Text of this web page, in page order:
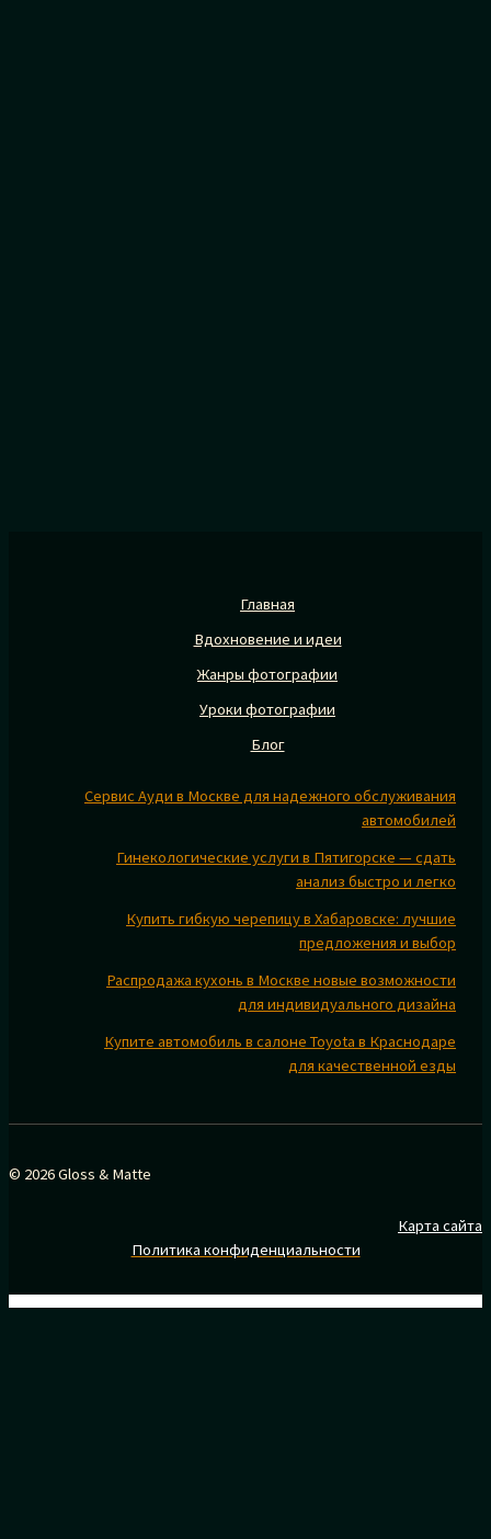
Главная
Вдохновение и идеи
Жанры фотографии
Уроки фотографии
Блог
Сервис Ауди в Москве для надежного обслуживания
автомобилей
Гинекологические услуги в Пятигорске — сдать
анализ быстро и легко
Купить гибкую черепицу в Хабаровске: лучшие
предложения и выбор
Распродажа кухонь в Москве новые возможности
для индивидуального дизайна
Купите автомобиль в салоне Toyota в Краснодаре
для качественной езды
© 2026 Gloss & Matte
Карта сайта
Политика конфиденциальности